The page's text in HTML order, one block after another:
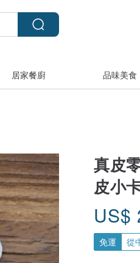
居家餐廚 品味美食
真皮
皮小
US$
免運 從